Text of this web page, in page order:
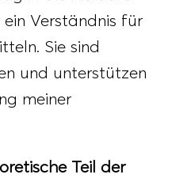
Verständnis für
Sie sind
und unterstützen
meiner
Teil der